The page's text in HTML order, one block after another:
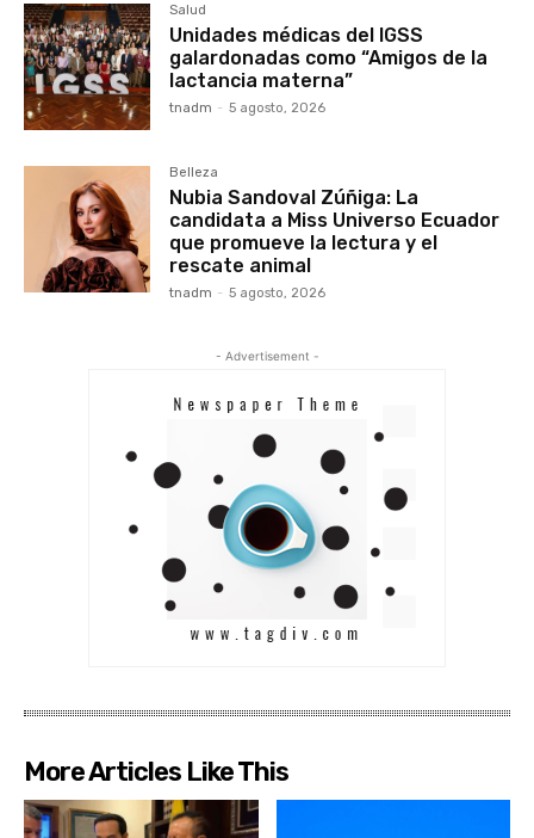
Salud
Unidades médicas del IGSS
galardonadas como “Amigos de la
lactancia materna”
tnadm - 5 agosto, 2026
Belleza
Nubia Sandoval Zúñiga: La
candidata a Miss Universo Ecuador
que promueve la lectura y el
rescate animal
tnadm - 5 agosto, 2026
- Advertisement -
More Articles Like This